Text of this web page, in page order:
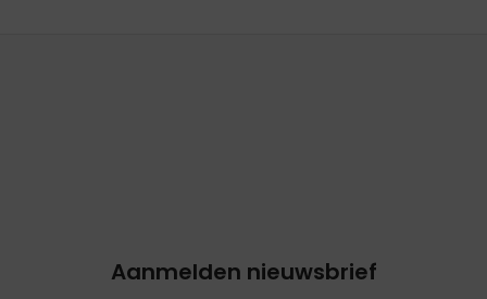
Aanmelden nieuwsbrief